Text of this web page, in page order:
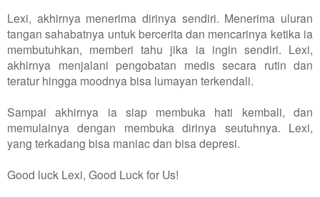
Lexi, akhirnya menerima dirinya sendiri. Menerima uluran
tangan sahabatnya untuk bercerita dan mencarinya ketika ia
membutuhkan, memberi tahu jika ia ingin sendiri. Lexi,
akhirnya menjalani pengobatan medis secara rutin dan
teratur hingga moodnya bisa lumayan terkendali.
Sampai akhirnya ia siap membuka hati kembali, dan
memulainya dengan membuka dirinya seutuhnya. Lexi,
yang terkadang bisa maniac dan bisa depresi.
Good luck Lexi, Good Luck for Us!